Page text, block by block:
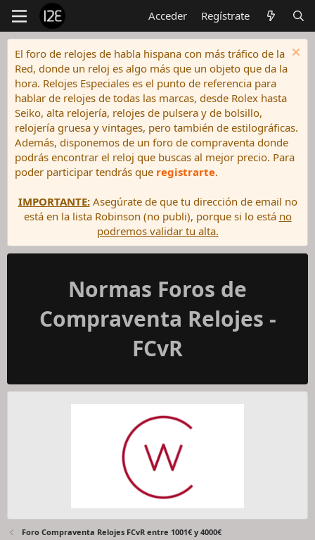
Acceder Regístrate
El foro de relojes de habla hispana con más tráfico de la
Red, donde un reloj es algo más que un objeto que da la
hora. Relojes Especiales es el punto de referencia para
hablar de relojes de todas las marcas, desde Rolex hasta
Seiko, alta relojería, relojes de pulsera y de bolsillo,
relojería gruesa y vintages, pero también de estilográficas.
Además, disponemos de un foro de compraventa donde
podrás encontrar el reloj que buscas al mejor precio. Para
poder participar tendrás que registrarte.
IMPORTANTE:Asegúrate de que tu dirección de email no
está en la lista Robinson (no publi), porque si lo está no
podremos validar tu alta.
Normas Foros de
Compraventa Relojes -
FCvR
Foro Compraventa Relojes FCvR entre 1001€ y 4000€